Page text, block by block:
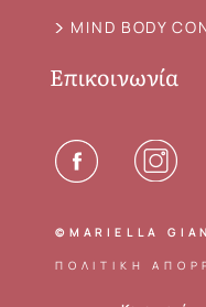
MIND BODY
Επικοινωνία
©MARIELLA
ΠΟΛΙΤΙΚΗ